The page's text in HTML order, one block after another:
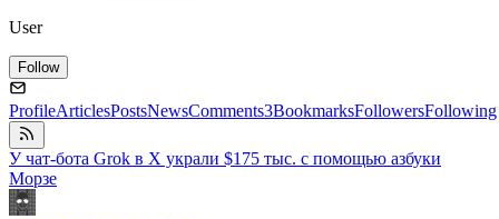
User
Follow
ProfileArticlesPostsNewsComments3BookmarksFollowersFollowing
У чат-бота Grok в X украли $175 тыс. с помощью азбуки
Морзе